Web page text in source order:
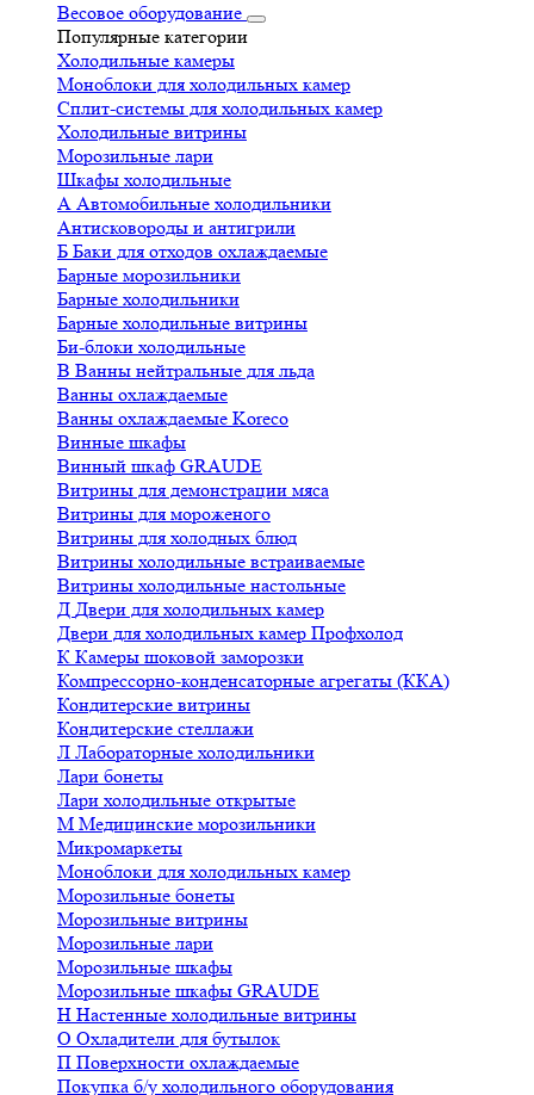
Весовое оборудование
Популярные категории
Холодильные камеры
Моноблоки для холодильных камер
Сплит-системы для холодильных камер
Холодильные витрины
Морозильные лари
Шкафы холодильные
А Автомобильные холодильники
Антисковороды и антигрили
Б Баки для отходов охлаждаемые
Барные морозильники
Барные холодильники
Барные холодильные витрины
Би-блоки холодильные
В Ванны нейтральные для льда
Ванны охлаждаемые
Ванны охлаждаемые Koreco
Винные шкафы
Винный шкаф GRAUDE
Витрины для демонстрации мяса
Витрины для мороженого
Витрины для холодных блюд
Витрины холодильные встраиваемые
Витрины холодильные настольные
Д Двери для холодильных камер
Двери для холодильных камер Профхолод
К Камеры шоковой заморозки
Компрессорно-конденсаторные агрегаты (ККА)
Кондитерские витрины
Кондитерские стеллажи
Л Лабораторные холодильники
Лари бонеты
Лари холодильные открытые
М Медицинские морозильники
Микромаркеты
Моноблоки для холодильных камер
Морозильные бонеты
Морозильные витрины
Морозильные лари
Морозильные шкафы
Морозильные шкафы GRAUDE
Н Настенные холодильные витрины
О Охладители для бутылок
П Поверхности охлаждаемые
Покупка б/у холодильного оборудования